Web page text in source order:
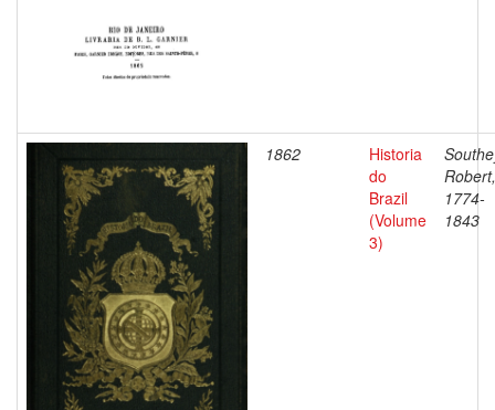
1862
Historia
do
Brazil
(Volume
3)
Robert,
1774-
1843